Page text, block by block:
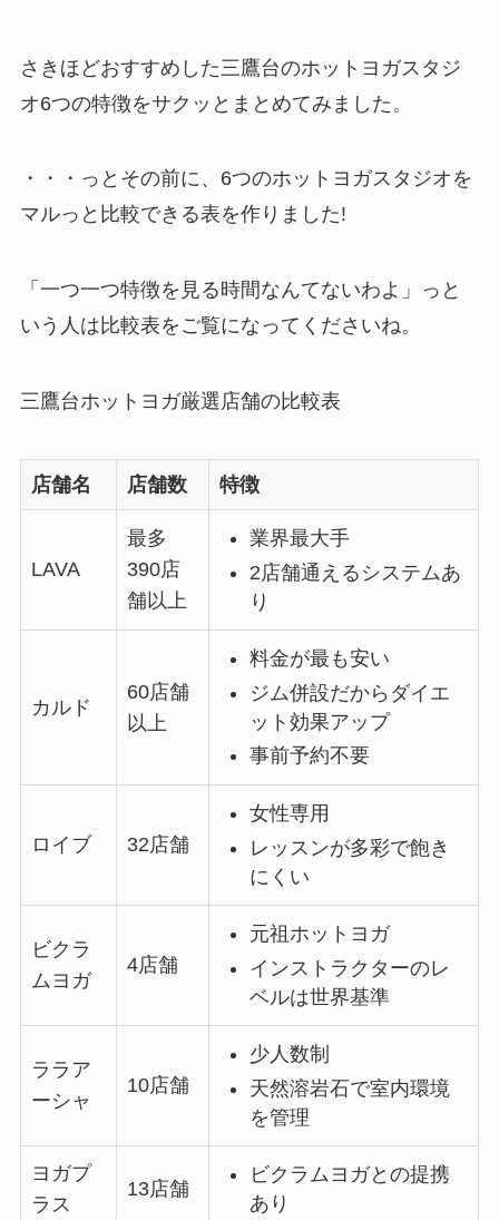
さきほどおすすめした三鷹台のホットヨガスタジ
オ6つの特徴をサクッとまとめてみました。
・・・っとその前に、6つのホットヨガスタジオを
マルっと比較できる表を作りました!
「一つ一つ特徴を見る時間なんてないわよ」っと
いう人は比較表をご覧になってくださいね。
三鷹台ホットヨガ厳選店舗の比較表
店舗名 店舗数 特徴
LAVA
最多
390店
舗以上
業界最大手
2店舗通えるシステムあ
り
カルド
60店舗
以上
料金が最も安い
ジム併設だからダイエ
ット効果アップ
事前予約不要
ロイブ 32店舗
女性専用
レッスンが多彩で飽き
にくい
ビクラ
ムヨガ
4店舗
元祖ホットヨガ
インストラクターのレ
ベルは世界基準
ララア
ーシャ
10店舗
少人数制
天然溶岩石で室内環境
を管理
ヨガプ
ラス
13店舗
ビクラムヨガとの提携
あり